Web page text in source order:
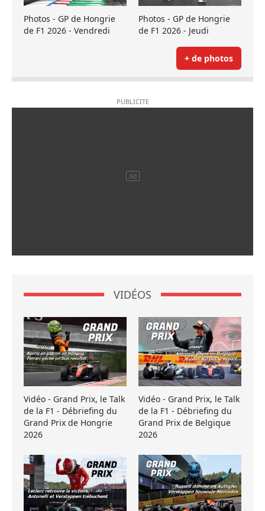
Photos - GP de Hongrie
de F1 2026 - Vendredi
Photos - GP de Hongrie
de F1 2026 - Jeudi
+ de photos
VIDÉOS
Vidéo - Grand Prix, le Talk
de la F1 - Débriefing du
Grand Prix de Hongrie
2026
Vidéo - Grand Prix, le Talk
de la F1 - Débriefing du
Grand Prix de Belgique
2026